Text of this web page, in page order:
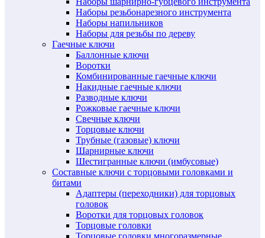
Наборы резьбонарезного инструмента
Наборы напильников
Наборы для резьбы по дереву
Гаечные ключи
Баллонные ключи
Воротки
Комбинированные гаечные ключи
Накидные гаечные ключи
Разводные ключи
Рожковые гаечные ключи
Свечные ключи
Торцовые ключи
Трубные (газовые) ключи
Шарнирные ключи
Шестигранные ключи (имбусовые)
Составные ключи с торцовыми головками и
битами
Адаптеры (переходники) для торцовых
головок
Воротки для торцовых головок
Торцовые головки
Торцовые головки многоразмерные